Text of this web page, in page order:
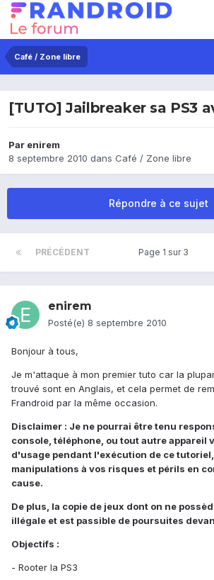
Café / Zone libre
[TUTO] Jailbreaker sa PS3
Par enirem
8 septembre 2010 dans Café / Zone libre
Répondre à ce sujet
PRÉCÉDENT Page 1 sur 3
enirem
Posté(e) 8 septembre 2010
Bonjour à tous,
Je m'attaque à mon premier tuto car la
trouvé sont en Anglais, et cela permet de
Frandroid par la même occasion.
Disclaimer : Je ne pourrai être tenu
console, téléphone, ou tout autre appareil
d'usage pendant l'exécution de ce
manipulations à vos risques et périls en
cause.
De plus, la copie de jeux dont on ne
illégale et est passible de poursuites
Objectifs :
- Rooter la PS3